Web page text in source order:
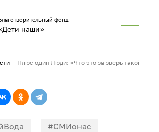
фонд
наши»
— Плюс один Люди: «Что это за зверь такой —
#СМИонас